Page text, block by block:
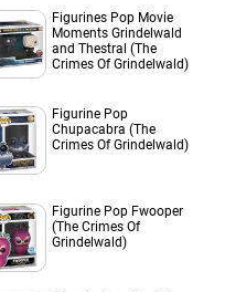
Figurines Pop Movie
Moments Grindelwald
and Thestral (The
Crimes Of Grindelwald)
Figurine Pop
Chupacabra (The
Crimes Of Grindelwald)
Figurine Pop Fwooper
(The Crimes Of
Grindelwald)